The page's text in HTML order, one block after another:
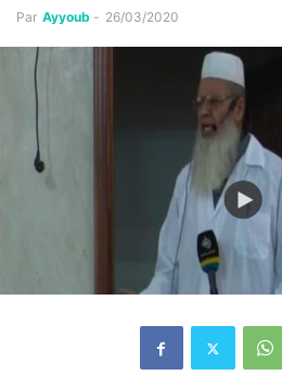
Par Ayyoub - 26/03/2020